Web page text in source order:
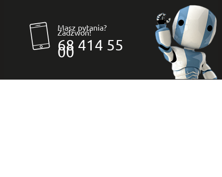
Masz pytania?
Zadzwoń!
68 414 55
00